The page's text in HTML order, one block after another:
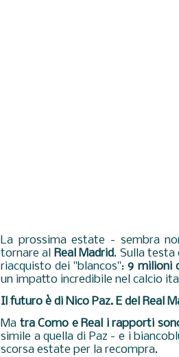
La prossima estate - sembra
tornare al Real Madrid. Sulla
riacquisto dei "blancos":9 milioni
un impatto incredibile nel calcio
Il futuro è di Nico Paz. E del Real
Ma tra Como e Real i rapporti
simile a quella di Paz - e i
scorsa estate per la recompra.